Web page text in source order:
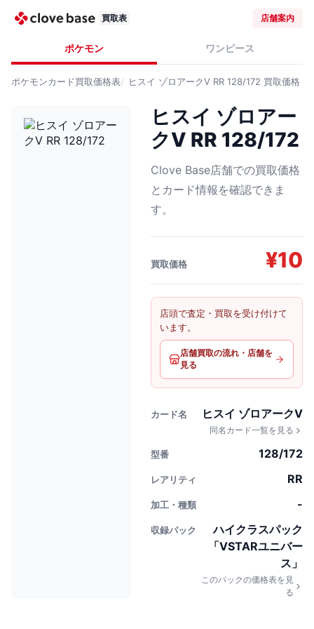
買取表 店舗案内
ポケモン ワンピース
ポケモンカード買取価格表 ヒスイ ゾロアークV RR 128/172 買取価格
ヒスイ ゾロアー
クV RR 128/172
Clove Base店舗での買取価格
とカード情報を確認できま
す。
買取価格 ¥10
店頭で査定・買取を受け付けて
います。
店舗買取の流れ・店舗を
見る
カード名 ヒスイ ゾロアークV
同名カード一覧を見る
型番 128/172
レアリティ RR
加工・種類 -
収録パック
ハイクラスパック
「VSTARユニバー
ス」
このパックの価格表を見
る